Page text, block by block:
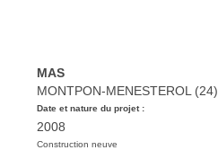
MAS
MONTPON-MENESTEROL (24)
Date et nature du projet :
2008
Construction neuve